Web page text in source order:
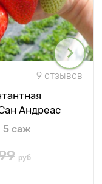
9 отзывов
Андреас
5 саж
руб